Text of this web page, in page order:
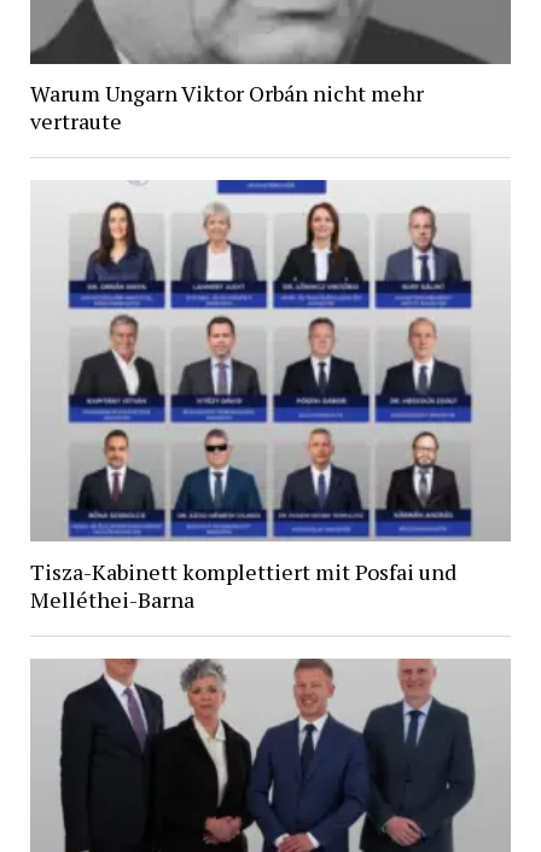
Warum Ungarn Viktor Orbán nicht mehr
vertraute
Tisza-Kabinett komplettiert mit Posfai und
Melléthei-Barna